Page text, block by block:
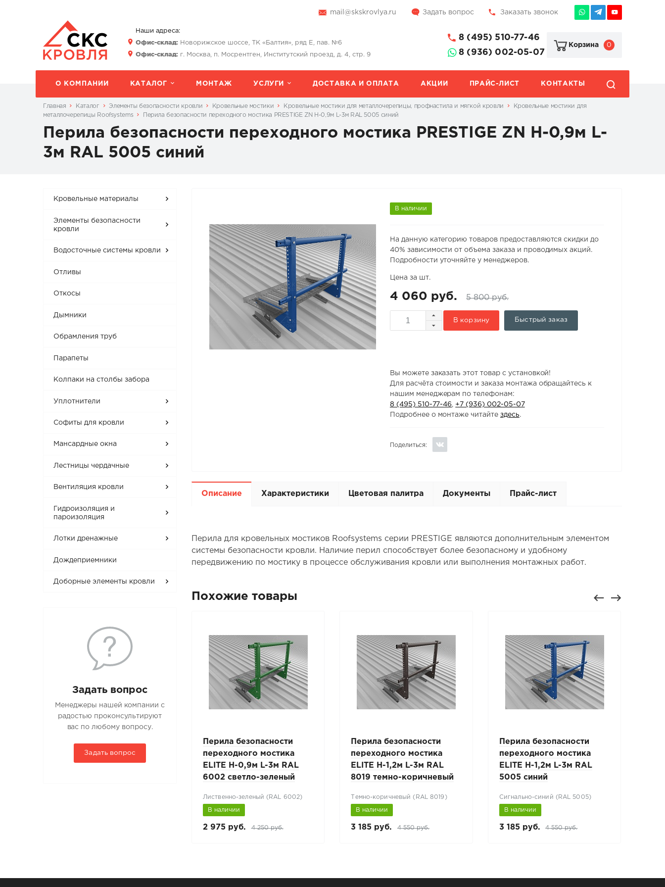
mail@skskrovlya.ru Задать вопрос Заказать звонок
Наши адреса:
Офис-склад:Новорижское шоссе, ТК «Балтия», ряд Е, пав. №6
Офис-склад:г. Москва, п. Мосрентген, Институтский проезд, д. 4, стр. 9
8 (495) 510-77-46
8 (936) 002-05-07
Корзина 0
О КОМПАНИИ КАТАЛОГ МОНТАЖ УСЛУГИ ДОСТАВКА И ОПЛАТА АКЦИИ ПРАЙС-ЛИСТ КОНТАКТЫ
Главная Каталог Элементы безопасности кровли Кровельные мостики Кровельные мостики для металлочерепицы, профнастила и мягкой кровли
Кровельные мостики для
металлочерепицы Roofsystems
Перила безопасности переходного мостика PRESTIGE ZN H-0,9м L-3м RAL 5005 синий
Перила безопасности переходного мостика PRESTIGE ZN H-0,9м L-
3м RAL 5005 синий
Кровельные материалы
Элементы безопасности
кровли
Водосточные системы кровли
Отливы
Откосы
Дымники
Обрамления труб
Парапеты
Колпаки на столбы забора
Уплотнители
Софиты для кровли
Мансардные окна
Лестницы чердачные
Вентиляция кровли
Гидроизоляция и
пароизоляция
Лотки дренажные
Дождеприемники
Доборные элементы кровли
Задать вопрос
Менеджеры нашей компании с
радостью проконсультируют
вас по любому вопросу.
Задать вопрос
В наличии
На данную категорию товаров предоставляются скидки до
40% зависимости от объема заказа и проводимых акций.
Подробности уточняйте у менеджеров.
Цена за шт.
4 060 руб. 5 800 руб.
В корзину Быстрый заказ
Вы можете заказать этот товар с установкой!
Для расчёта стоимости и заказа монтажа обращайтесь к
нашим менеджерам по телефонам:
8 (495) 510-77-46
+7 (936) 002-05-07
Подробнее о монтаже читайте здесь.
Поделиться:
Описание Характеристики Цветовая палитра Документы Прайс-лист
Перила для кровельных мостиков Roofsystems серии PRESTIGE являются дополнительным элементом
системы безопасности кровли. Наличие перил способствует более безопасному и удобному
передвижению по мостику в процессе обслуживания кровли или выполнения монтажных работ.
Похожие товары
PRESTIGE ZN п.м RAL
Перила безопасности
переходного мостика
ELITE H-0,9м L-3м RAL
6002 светло-зеленый
Лиственно-зеленый (RAL 6002)
В наличии
2 975 руб. 4 250 руб.
Перила безопасности
переходного мостика
ELITE H-1,2м L-3м RAL
8019 темно-коричневый
Темно-коричневый (RAL 8019)
В наличии
3 185 руб. 4 550 руб.
Перила безопасности
переходного мостика
ELITE H-1,2м L-3м RAL
5005 синий
Сигнально-синий (RAL 5005)
В наличии
3 185 руб. 4 550 руб.